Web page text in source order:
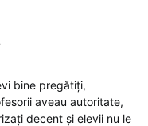
bine pregătiți,
aveau autoritate,
decent și elevii nu le